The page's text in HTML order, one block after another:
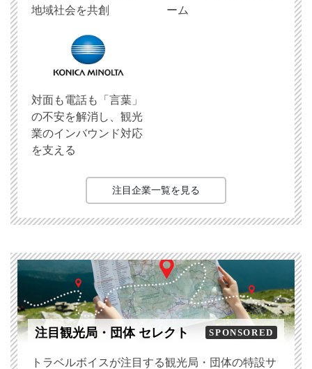
地域社会を共創
ーム
対面も電話も「言葉」
の不安を解消し、観光
業のインバウンド対応
を支える
注目企業一覧を見る
注目観光局・団体 セレクト SPONSORED
トラベルボイスが注目する観光局・団体の特設サ